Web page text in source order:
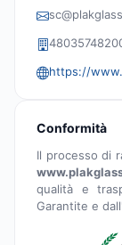
https://
Conformità
Il processo di
qualità e
Garantite e